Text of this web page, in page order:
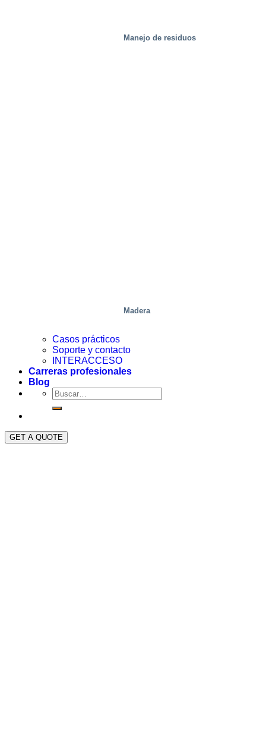
Manejo de residuos
Madera
Casos prácticos
Soporte y contacto
INTERACCESO
Carreras profesionales
Blog
GET A QUOTE